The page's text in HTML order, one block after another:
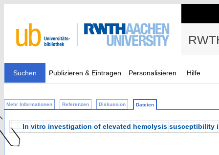
Suchen Publizieren & Eintragen Personalisieren Hilfe
Mehr Informationen Referenzen Diskussion Dateien
In vitro investigation of elevated hemolysis susceptibility